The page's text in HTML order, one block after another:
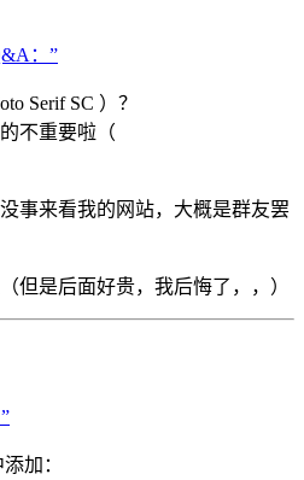
：”
Serif SC ）？
不重要啦（
事来看我的网站，大概是群友罢
但是后面好贵，我后悔了，，）
加：